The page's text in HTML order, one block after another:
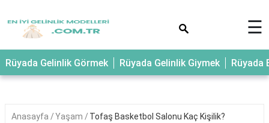
☰
Rüyada Gelinlik Görmek Rüyada Gelinlik Giymek Rüyada
Anasayfa Yaşam Tofaş Basketbol Salonu Kaç Kişilik?